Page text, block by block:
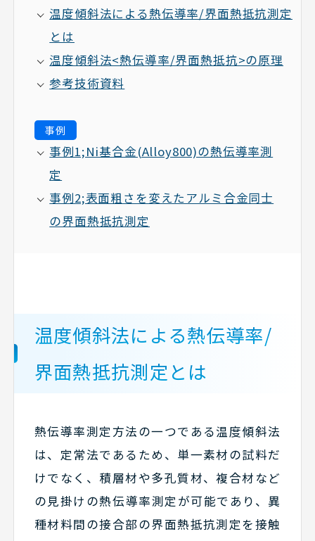
温度傾斜法による熱伝導率/界面熱抵抗測定
とは
温度傾斜法<熱伝導率/界面熱抵抗>の原理
参考技術資料
事例
事例1;Ni基合金(Alloy800)の熱伝導率測
定
事例2;表面粗さを変えたアルミ合金同士
の界面熱抵抗測定
温度傾斜法による熱伝導率/
界面熱抵抗測定とは
熱伝導率測定方法の一つである温度傾斜法
は、定常法であるため、単一素材の試料だ
けでなく、積層材や多孔質材、複合材など
の見掛けの熱伝導率測定が可能であり、異
種材料間の接合部の界面熱抵抗測定を接触